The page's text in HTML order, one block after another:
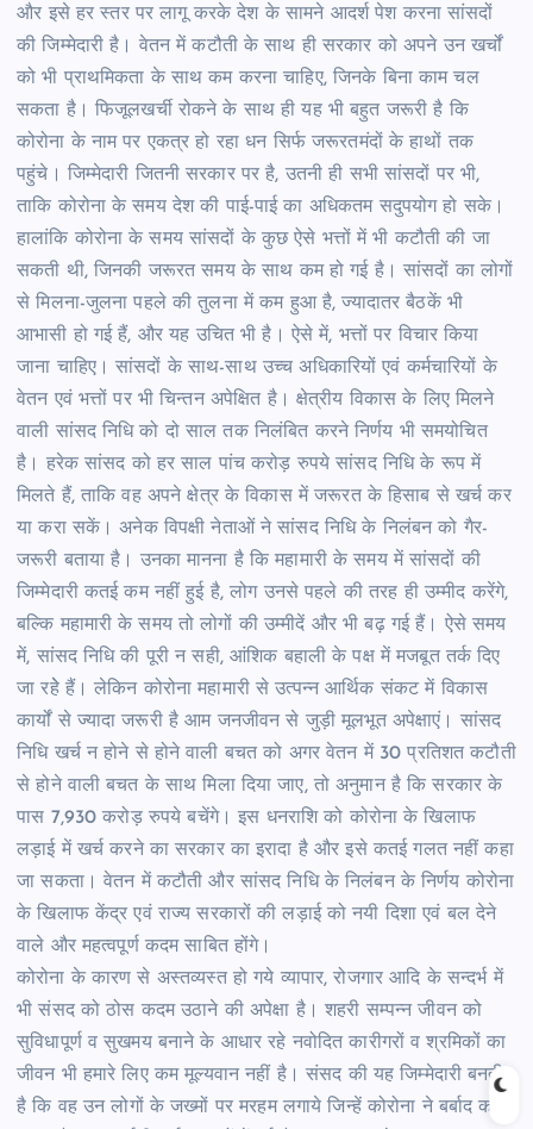
और इसे हर स्तर पर लागू करके देश के सामने आदर्श पेश करना सांसदों
की जिम्मेदारी है। वेतन में कटौती के साथ ही सरकार को अपने उन खर्चों
को भी प्राथमिकता के साथ कम करना चाहिए, जिनके बिना काम चल
सकता है। फिजूलखर्ची रोकने के साथ ही यह भी बहुत जरूरी है कि
कोरोना के नाम पर एकत्र हो रहा धन सिर्फ जरूरतमंदों के हाथों तक
पहुंचे। जिम्मेदारी जितनी सरकार पर है, उतनी ही सभी सांसदों पर भी,
ताकि कोरोना के समय देश की पाई-पाई का अधिकतम सदुपयोग हो सके।
हालांकि कोरोना के समय सांसदों के कुछ ऐसे भत्तों में भी कटौती की जा
सकती थी, जिनकी जरूरत समय के साथ कम हो गई है। सांसदों का लोगों
से मिलना-जुलना पहले की तुलना में कम हुआ है, ज्यादातर बैठकें भी
आभासी हो गई हैं, और यह उचित भी है। ऐसे में, भत्तों पर विचार किया
जाना चाहिए। सांसदों के साथ-साथ उच्च अधिकारियों एवं कर्मचारियों के
वेतन एवं भत्तों पर भी चिन्तन अपेक्षित है। क्षेत्रीय विकास के लिए मिलने
वाली सांसद निधि को दो साल तक निलंबित करने निर्णय भी समयोचित
है। हरेक सांसद को हर साल पांच करोड़ रुपये सांसद निधि के रूप में
मिलते हैं, ताकि वह अपने क्षेत्र के विकास में जरूरत के हिसाब से खर्च कर
या करा सकें। अनेक विपक्षी नेताओं ने सांसद निधि के निलंबन को गैर-
जरूरी बताया है। उनका मानना है कि महामारी के समय में सांसदों की
जिम्मेदारी कतई कम नहीं हुई है, लोग उनसे पहले की तरह ही उम्मीद करेंगे,
बल्कि महामारी के समय तो लोगों की उम्मीदें और भी बढ़ गई हैं। ऐसे समय
में, सांसद निधि की पूरी न सही, आंशिक बहाली के पक्ष में मजबूत तर्क दिए
जा रहेे हैं। लेकिन कोरोना महामारी से उत्पन्न आर्थिक संकट में विकास
कार्यों से ज्यादा जरूरी है आम जनजीवन से जुड़ी मूलभूत अपेक्षाएं। सांसद
निधि खर्च न होने से होने वाली बचत को अगर वेतन में 30 प्रतिशत कटौती
से होने वाली बचत के साथ मिला दिया जाए, तो अनुमान है कि सरकार के
पास 7,930 करोड़ रुपये बचेंगे। इस धनराशि को कोरोना के खिलाफ
लड़ाई में खर्च करने का सरकार का इरादा है और इसे कतई गलत नहीं कहा
जा सकता। वेतन में कटौती और सांसद निधि के निलंबन के निर्णय कोरोना
के खिलाफ केंद्र एवं राज्य सरकारों की लड़ाई को नयी दिशा एवं बल देने
वाले और महत्वपूर्ण कदम साबित होंगे।
कोरोना के कारण से अस्तव्यस्त हो गये व्यापार, रोजगार आदि के सन्दर्भ में
भी संसद को ठोस कदम उठाने की अपेक्षा है। शहरी सम्पन्न जीवन को
सुविधापूर्ण व सुखमय बनाने के आधार रहे नवोदित कारीगरों व श्रमिकों का
जीवन भी हमारे लिए कम मूल्यवान नहीं है। संसद की यह जिम्मेदारी बनती
है कि वह उन लोगों के जख्मों पर मरहम लगाये जिन्हें कोरोना ने बर्बाद कर